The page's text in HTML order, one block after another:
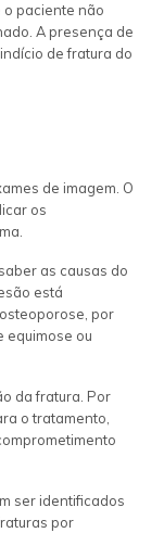
paciente não
A presença de
de fratura do
de imagem. O
os
as causas do
está
por
equimose ou
da fratura. Por
o tratamento,
ser identificados
por